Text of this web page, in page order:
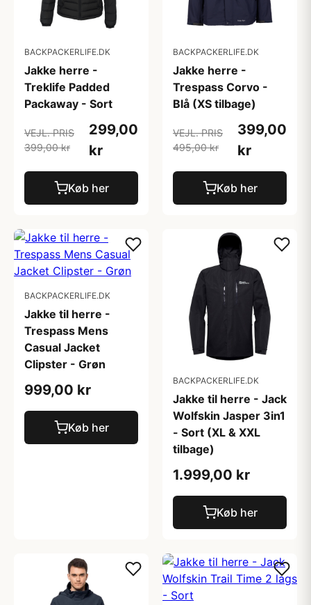
BACKPACKERLIFE.DK
Jakke herre -
Treklife Padded
Packaway - Sort
VEJL. PRIS
399,00 kr
299,00
kr
Køb her
BACKPACKERLIFE.DK
Jakke herre -
Trespass Corvo -
Blå (XS tilbage)
VEJL. PRIS
495,00 kr
399,00
kr
Køb her
BACKPACKERLIFE.DK
Jakke til herre -
Trespass Mens
Casual Jacket
Clipster - Grøn
999,00 kr
Køb her
BACKPACKERLIFE.DK
Jakke til herre - Jack
Wolfskin Jasper 3in1
- Sort (XL & XXL
tilbage)
1.999,00 kr
Køb her